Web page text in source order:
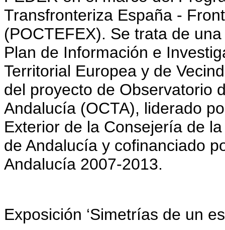
Transfronteriza España -
(POCTEFEX). Se trata de
Plan de Información e
Territorial Europea y de
del proyecto de Observatorio
Andalucía (OCTA), liderado
Exterior de la Consejería de
de Andalucía y cofinanciado
Andalucía 2007-2013.
Exposición ‘Simetrías de un